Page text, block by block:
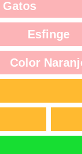
Gatos
Esfinge
Color